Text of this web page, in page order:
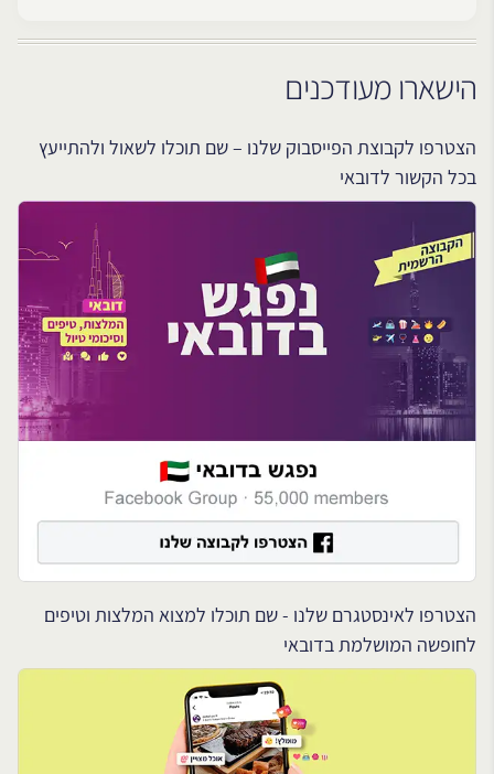
הישארו מעודכנים
הצטרפו לקבוצת הפייסבוק שלנו – שם תוכלו לשאול ולהתייעץ
בכל הקשור לדובאי
הצטרפו לאינסטגרם שלנו - שם תוכלו למצוא המלצות וטיפים
לחופשה המושלמת בדובאי